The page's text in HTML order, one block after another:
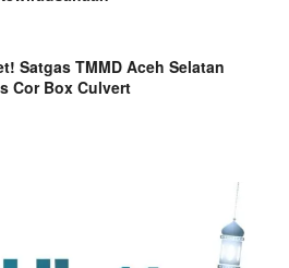
Satgas TMMD Aceh Selatan
Cor Box Culvert